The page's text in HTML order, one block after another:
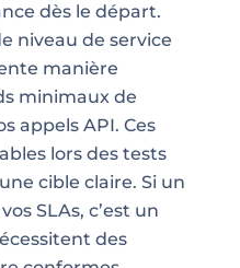
dès le départ.
niveau de service
manière
minimaux de
appels API. Ces
lors des tests
cible claire. Si un
SLAs, c’est un
des